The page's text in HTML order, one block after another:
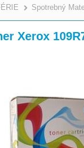
Spotrebný
Xerox